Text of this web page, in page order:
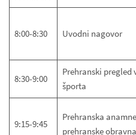
8:00-8:30 Uvodni nagovor
8:30-9:00
Prehranski pregled
športa
9:15-9:45
Prehranska
prehranske